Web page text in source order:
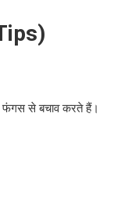
फंगस से बचाव करते हैं।